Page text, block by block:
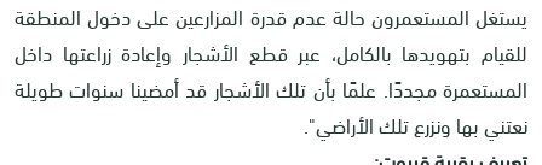
يستغل المستعمرون حالة عدم قدرة المزارعين على دخول المنطقة
للقيام بتهويدها بالكامل، عبر قطع الأشجار وإعادة زراعتها داخل
المستعمرة مجددًا. علمًا بأن تلك الأشجار قد أمضينا سنوات طويلة
نعتني بها ونزرع تلك الأراضي."